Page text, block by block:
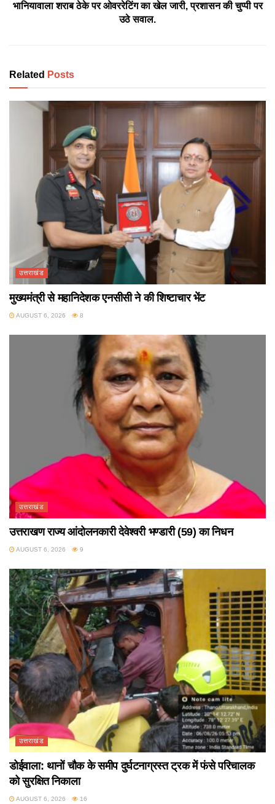
भानियावाला शराब ठेके पर ओवररेटिंग का खेल जारी, प्रशासन की चुप्पी पर
उठे सवाल.
Related Posts
उत्तराखंड
मुख्यमंत्री से महानिदेशक एनसीसी ने की शिष्टाचार भेंट
AUGUST 6, 2026 8
उत्तराखंड
उत्तराखण राज्य आंदोलनकारी देवेश्वरी भण्डारी (59) का निधन
AUGUST 6, 2026 9
उत्तराखंड
डोईवाला: थानों चौक के समीप दुर्घटनाग्रस्त ट्रक में फंसे परिचालक
को सुरक्षित निकाला
AUGUST 6, 2026 16